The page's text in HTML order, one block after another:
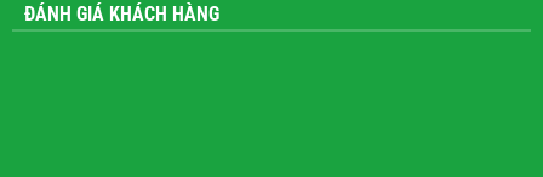
ĐÁNH GIÁ KHÁCH HÀNG